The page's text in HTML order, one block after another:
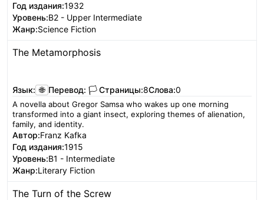
Год издания:1932
Уровень:B2 - Upper Intermediate
Жанр:Science Fiction
The Metamorphosis
Язык: 🌐 Перевод: 🏳️ Страницы:8Слова:0
A novella about Gregor Samsa who wakes up one morning
transformed into a giant insect, exploring themes of alienation,
family, and identity.
Автор:Franz Kafka
Год издания:1915
Уровень:B1 - Intermediate
Жанр:Literary Fiction
The Turn of the Screw